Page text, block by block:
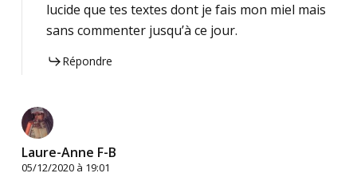
lucide que tes textes dont je fais mon miel mais
sans commenter jusqu’à ce jour.
Répondre
Laure-Anne F-B
05/12/2020 à 19:01